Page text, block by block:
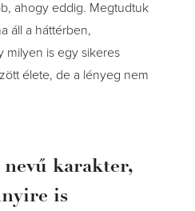
ahogy eddig. Megtudtuk
áll a háttérben,
milyen is egy sikeres
élete, de a lényeg nem
karakter,
is